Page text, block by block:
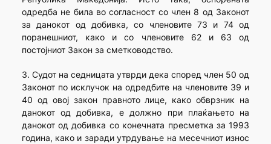
одредба не била во согласност со член 8 од Законот
за данокот од добивка, со членовите 73 и 74 од
поранешниот, како и со членовите 62 и 63 од
постојниот Закон за сметководство.
3. Судот на седницата утврди дека според член 50 од
Законот по исклучок на одредбите на членовите 39 и
40 од овој закон правното лице, како обврзник на
данокот од добивка, е должно при плаќањето на
данокот од добивка со конечната пресметка за 1993
година, како и заради утрдување на месечниот износ